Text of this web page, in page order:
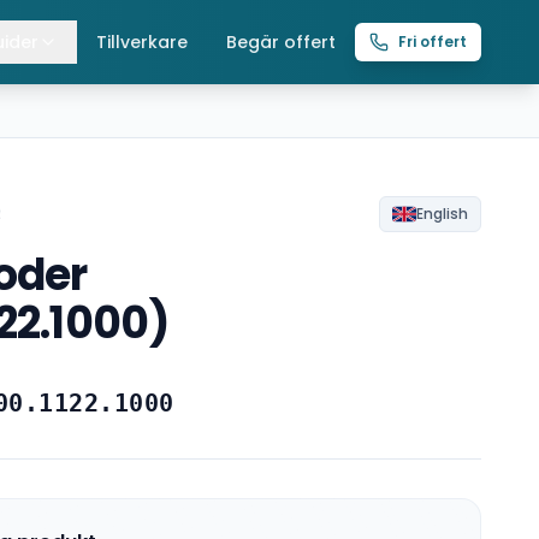
Lintelfrar
Tillverkare Begär offert Fri offert
English